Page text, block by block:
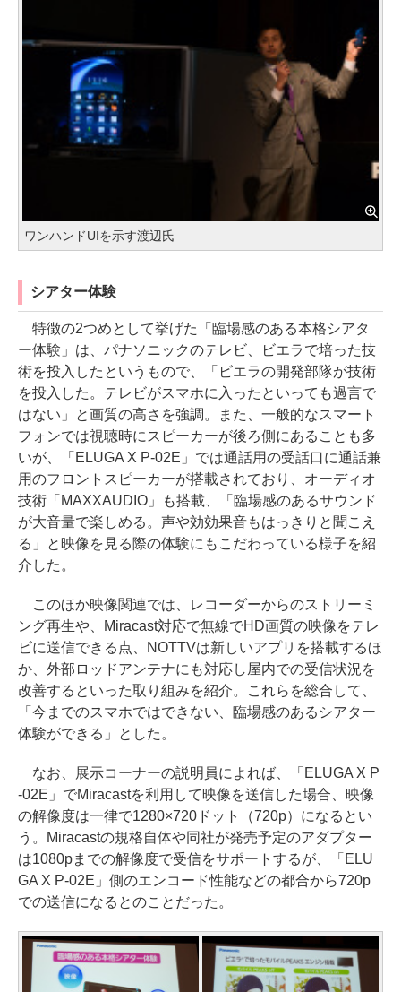
ワンハンドUIを示す渡辺氏
シアター体験
特徴の2つめとして挙げた「臨場感のある本格シアタ
ー体験」は、パナソニックのテレビ、ビエラで培った技
術を投入したというもので、「ビエラの開発部隊が技術
を投入した。テレビがスマホに入ったといっても過言で
はない」と画質の高さを強調。また、一般的なスマート
フォンでは視聴時にスピーカーが後ろ側にあることも多
いが、「ELUGA X P-02E」では通話用の受話口に通話兼
用のフロントスピーカーが搭載されており、オーディオ
技術「MAXXAUDIO」も搭載、「臨場感のあるサウンド
が大音量で楽しめる。声や効効果音もはっきりと聞こえ
る」と映像を見る際の体験にもこだわっている様子を紹
介した。
このほか映像関連では、レコーダーからのストリーミ
ング再生や、Miracast対応で無線でHD画質の映像をテレ
ビに送信できる点、NOTTVは新しいアプリを搭載するほ
か、外部ロッドアンテナにも対応し屋内での受信状況を
改善するといった取り組みを紹介。これらを総合して、
「今までのスマホではできない、臨場感のあるシアター
体験ができる」とした。
なお、展示コーナーの説明員によれば、「ELUGA X P
-02E」でMiracastを利用して映像を送信した場合、映像
の解像度は一律で1280×720ドット（720p）になるとい
う。Miracastの規格自体や同社が発売予定のアダプター
は1080pまでの解像度で受信をサポートするが、「ELU
GA X P-02E」側のエンコード性能などの都合から720p
での送信になるとのことだった。